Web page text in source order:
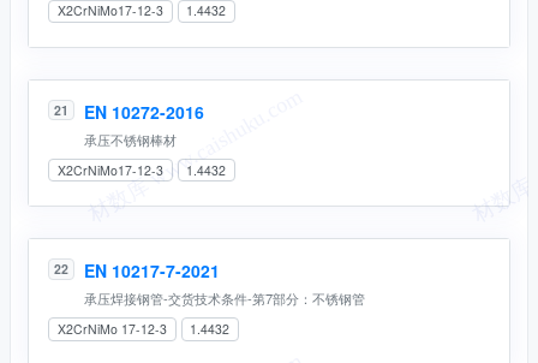
X2CrNiMo17-12-3 1.4432
21 EN 10272-2016
承压不锈钢棒材
X2CrNiMo17-12-3 1.4432
22 EN 10217-7-2021
承压焊接钢管-交货技术条件-第7部分：不锈钢管
X2CrNiMo 17-12-3 1.4432